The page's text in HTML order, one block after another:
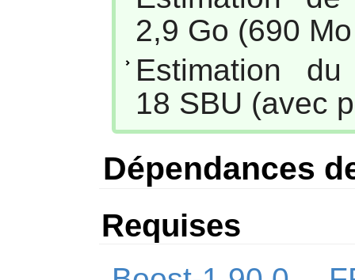
2,9 Go (690
Estimation
18 SBU (avec
Dépendances
Requises